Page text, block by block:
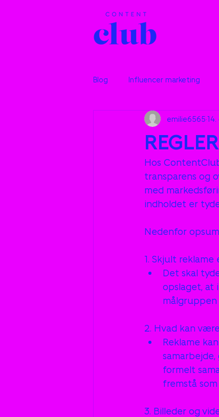
Blog Influencer marketing
emilie6565
Hos
transparens og
med
indholdet er
Nedenfor
1. Skjult
Det skal
opslaget, at
målgruppen
2. Hvad kan
Reklame
formelt
fremstå som
3. Billeder og